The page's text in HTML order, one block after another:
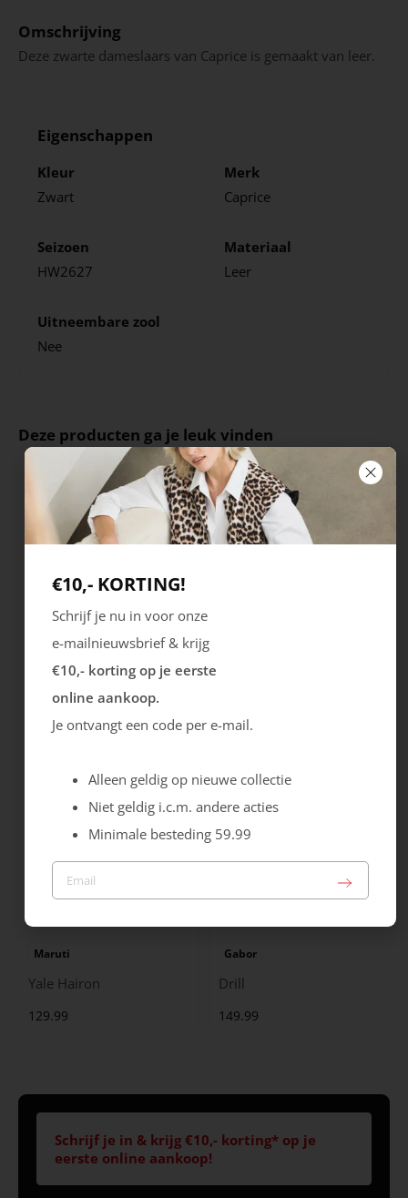
Omschrijving
Deze zwarte dameslaars van Caprice is gemaakt van leer.
Eigenschappen
Kleur
Zwart
Merk
Caprice
Seizoen
HW2627
Materiaal
Leer
Uitneembare zool
Nee
Deze producten ga je leuk vinden
Rieker
Cristallino
99.99 129.99
Maruti
Yale Hairon
129.99
Gabor
Drill
149.99
Schrijf je in & krijg €10,- korting* op je
eerste online aankoop!
€10,- KORTING!
Schrijf je nu in voor onze
e-mailnieuwsbrief & krijg
€10,- korting op je eerste
online aankoop.
Je ontvangt een code per e-mail.
Alleen geldig op nieuwe collectie
Niet geldig i.c.m. andere acties
Minimale besteding 59.99